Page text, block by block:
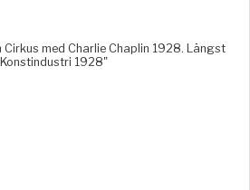
med Charlie Chaplin 1928. Längst
1928"